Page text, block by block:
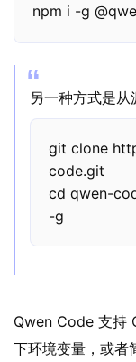
npm i -g
另一种方式是从
git clone
code.git
cd qwen-
-g
Qwen Code 支持
下环境变量，或者